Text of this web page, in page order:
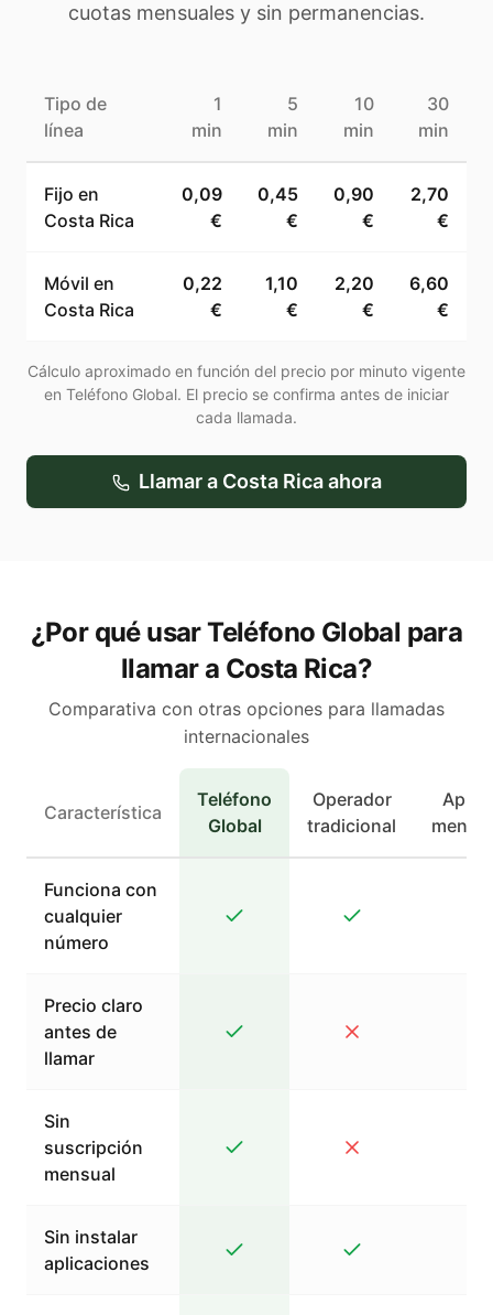
cuotas mensuales y sin permanencias.
Tipo de
línea
1
min
5
min
10
min
30
min
Fijo en
Costa Rica
0,09
€
0,45
€
0,90
€
2,70
€
Móvil en
Costa Rica
0,22
€
1,10
€
2,20
€
6,60
€
Cálculo aproximado en función del precio por minuto vigente
en Teléfono Global. El precio se confirma antes de iniciar
cada llamada.
Llamar a Costa Ricaahora
¿Por qué usar Teléfono Global para
llamar a Costa Rica?
Comparativa con otras opciones para llamadas
internacionales
Característica
Teléfono
Global
Operador
tradicional
Apps
Funciona con
cualquier
número
Precio claro
antes de
llamar
Sin
suscripción
mensual
Sin instalar
aplicaciones